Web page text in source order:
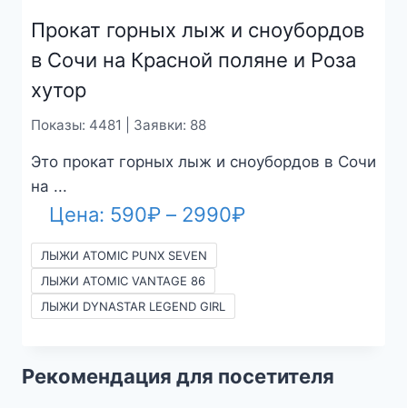
Прокат горных лыж и сноубордов
в Сочи на Красной поляне и Роза
хутор
Показы: 4481 | Заявки: 88
Это прокат горных лыж и сноубордов в Сочи
на ...
Цена: 590₽ – 2990₽Диапазон
ЛЫЖИ ATOMIC PUNX SEVEN
ЛЫЖИ ATOMIC VANTAGE 86
ЛЫЖИ DYNASTAR LEGEND GIRL
Рекомендация для посетителя